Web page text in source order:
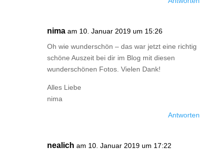
nima am 10. Januar 2019 um 15:26
Oh wie wunderschön – das war jetzt eine richtig
schöne Auszeit bei dir im Blog mit diesen
wunderschönen Fotos. Vielen Dank!
Alles Liebe
nima
Antworten
nealich am 10. Januar 2019 um 17:22